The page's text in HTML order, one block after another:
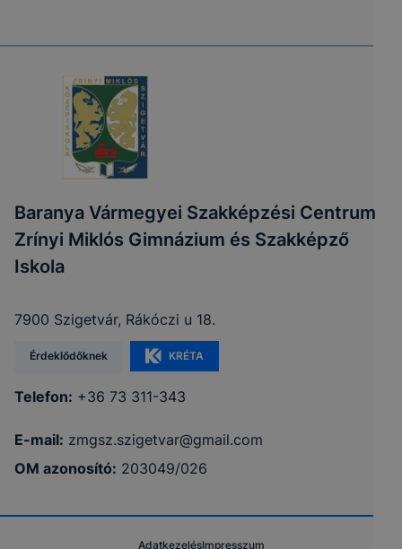
Baranya Vármegyei Szakképzési Centrum
Zrínyi Miklós Gimnázium és Szakképző
Iskola
7900 Szigetvár, Rákóczi u 18.
Érdeklődőknek KRÉTA
Telefon: +36 73 311-343
E-mail: zmgsz.szigetvar@gmail.com
OM azonosító: 203049/026
AdatkezelésImpresszum